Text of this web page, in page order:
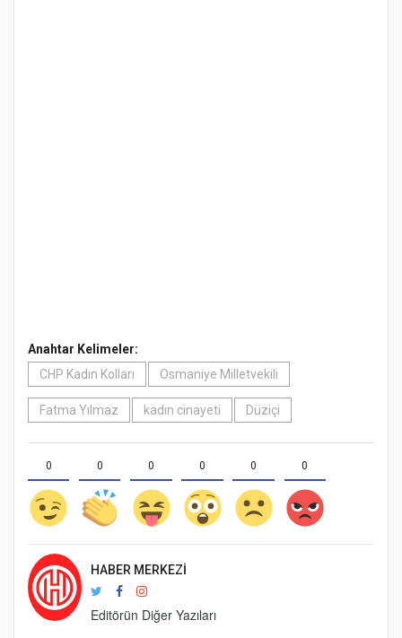
Anahtar Kelimeler:
CHP Kadın Kolları
Osmaniye Milletvekili
Fatma Yılmaz kadın cinayeti Düziçi
0 0 0 0 0 0
HABER MERKEZI
Editörün Diğer Yazıları